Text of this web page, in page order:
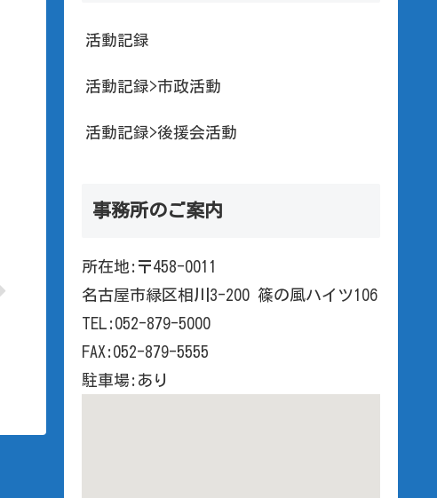
活動記録
活動記録>市政活動
活動記録>後援会活動
事務所のご案内
所在地:〒458-0011
名古屋市緑区相川3-200 篠の風ハイツ106
TEL:052-879-5000
FAX:052-879-5555
駐車場:あり